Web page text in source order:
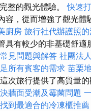
整的觀光體驗。快速
容，從而增強了觀光體
廚房 旅行社代辦護照
具有較少的非基礎舒適
見問題與解答 社團法
所有賓客的需求 苗栗
次旅行提供了高質量
牆面受潮及霉菌問題
找到最適合的冷凍櫃推